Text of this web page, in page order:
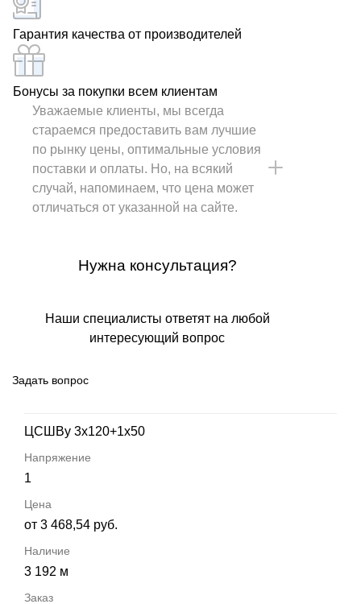
Гарантия качества от производителей
Бонусы за покупки всем клиентам
Уважаемые клиенты, мы всегда
стараемся предоставить вам лучшие
по рынку цены, оптимальные условия
поставки и оплаты. Но, на всякий
случай, напоминаем, что цена может
отличаться от указанной на сайте.
Нужна консультация?
Наши специалисты ответят на любой
интересующий вопрос
Задать вопрос
ЦСШВу 3х120+1х50
1
от 3 468,54 руб.
3 192 м